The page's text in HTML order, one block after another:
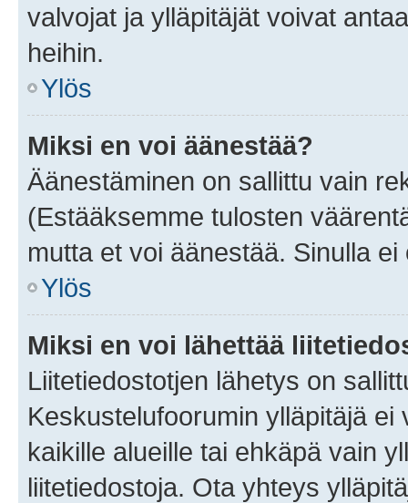
valvojat ja ylläpitäjät voivat
heihin.
Ylös
Miksi en voi äänestää?
Äänestäminen on sallittu vain
(Estääksemme tulosten
mutta et voi äänestää. Sinulla
Ylös
Miksi en voi lähettää
Liitetiedostotjen lähetys on
Keskustelufoorumin ylläpitäjä
kaikille alueille tai ehkäpä vain
liitetiedostoja. Ota yhteys